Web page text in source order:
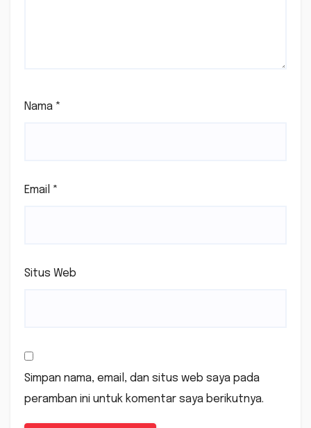
Nama *
Email *
Situs Web
Simpan nama, email, dan situs web saya pada
peramban ini untuk komentar saya berikutnya.